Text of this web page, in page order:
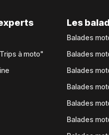
à moto"
Les
Balades
Balades
Balades
Balades
Balades
Balades